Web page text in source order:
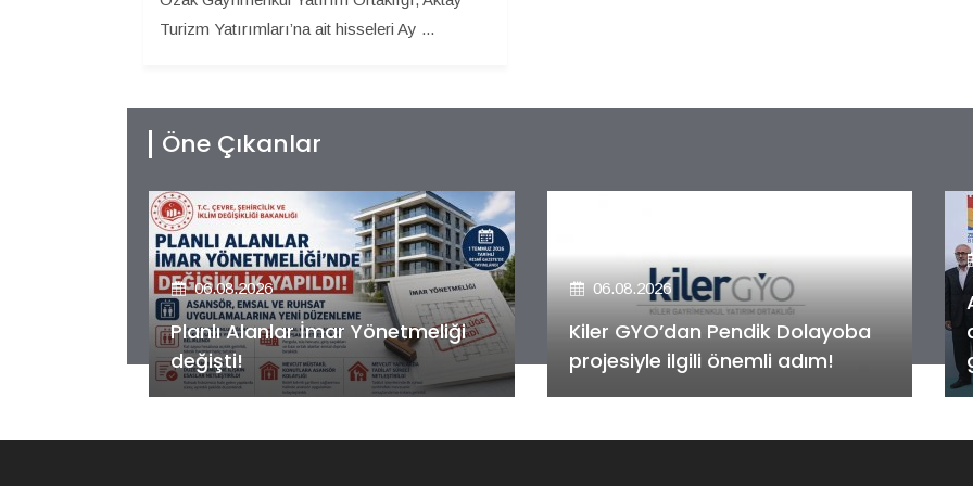
Turizm Yatırımları’na ait hisseleri Ay ...
Öne Çıkanlar
06.08.2026
Kiler GYO’dan Pendik Dolayoba
projesiyle ilgili önemli adım!
06.08.2026
Alya Merkezefendi Konutları'nın
anahtar teslim töreni
gerçekleştirildi!